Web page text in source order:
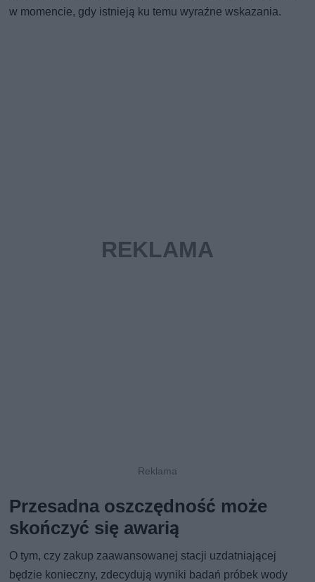
w momencie, gdy istnieją ku temu wyraźne wskazania.
Przesadna oszczędność może
skończyć się awarią
O tym, czy zakup zaawansowanej stacji uzdatniającej
będzie konieczny, zdecydują wyniki badań próbek wody